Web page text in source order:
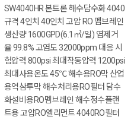
SW4040HR 본트론 해수담수화 4040
규격 4인치 40인치 고압 RO 멤브레인
생산량 1600GPD(6.1㎥/일) 염제거
율 99.8% 고염도 32000ppm 대응 시
험압력 800psi 최대작동압력 1200psi
최대사용온도 45℃ 해수용RO막 산업
용역삼투막 해수처리용RO필터 담수
화설비용RO멤브레인 해수정수플랜
트용 고압RO엘리먼트 4040RO필터